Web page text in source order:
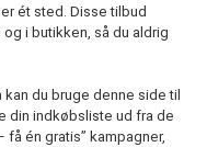
ét sted. Disse tilbud
i butikken, så du aldrig
du bruge denne side til
din indkøbsliste ud fra de
få én gratis” kampagner,